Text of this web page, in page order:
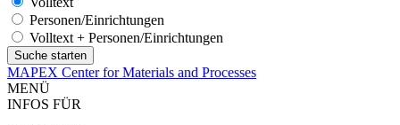
Personen/Einrichtungen
Volltext + Personen/Einrichtungen
MAPEX Center for Materials and Processes
MENÜ
INFOS FÜR